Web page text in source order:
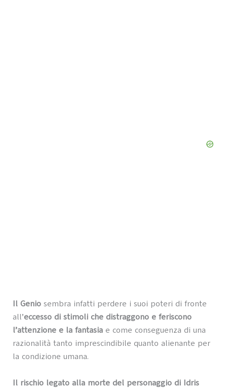
Il Geniosembra infatti perdere i suoi poteri di fronte
all’eccesso di stimoli che distraggono e feriscono
l’attenzione e la fantasiae come conseguenza di una
razionalità tanto imprescindibile quanto alienante per
la condizione umana.
Il rischio legato alla morte del personaggio di Idris